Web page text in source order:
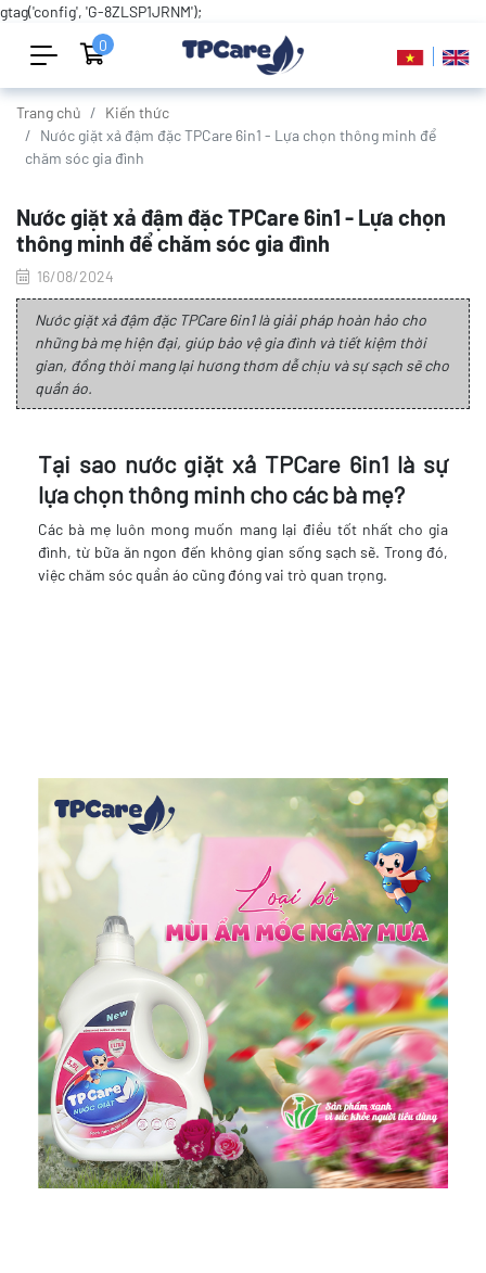
gtag('config', 'G-8ZLSP1JRNM');
0
Trang chủ
Kiến thức
Nước giặt xả đậm đặc TPCare 6in1 - Lựa chọn thông minh để
chăm sóc gia đình
Nước giặt xả đậm đặc TPCare 6in1 - Lựa chọn
thông minh để chăm sóc gia đình
16/08/2024
Nước giặt xả đậm đặc TPCare 6in1 là giải pháp hoàn hảo cho
những bà mẹ hiện đại, giúp bảo vệ gia đình và tiết kiệm thời
gian, đồng thời mang lại hương thơm dễ chịu và sự sạch sẽ cho
quần áo.
Tại sao nước giặt xả TPCare 6in1 là sự
lựa chọn thông minh cho các bà mẹ?
Các bà mẹ luôn mong muốn mang lại điều tốt nhất cho gia
đình, từ bữa ăn ngon đến không gian sống sạch sẽ. Trong đó,
việc chăm sóc quần áo cũng đóng vai trò quan trọng.